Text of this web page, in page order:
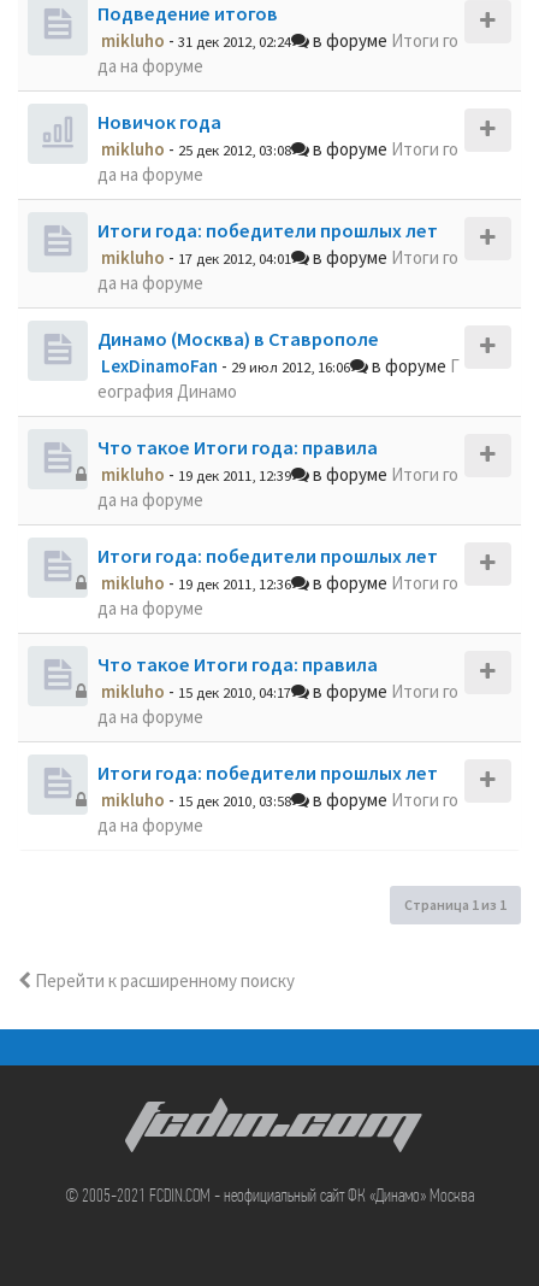
Подведение итогов
mikluho - 31 дек 2012, 02:24 в форуме Итоги го
да на форуме
Новичок года
mikluho - 25 дек 2012, 03:08 в форуме Итоги го
да на форуме
Итоги года: победители прошлых лет
mikluho - 17 дек 2012, 04:01 в форуме Итоги го
да на форуме
Динамо (Москва) в Ставрополе
LexDinamoFan - 29 июл 2012, 16:06 в форуме Г
еография Динамо
Что такое Итоги года: правила
mikluho - 19 дек 2011, 12:39 в форуме Итоги го
да на форуме
Итоги года: победители прошлых лет
mikluho - 19 дек 2011, 12:36 в форуме Итоги го
да на форуме
Что такое Итоги года: правила
mikluho - 15 дек 2010, 04:17 в форуме Итоги го
да на форуме
Итоги года: победители прошлых лет
mikluho - 15 дек 2010, 03:58 в форуме Итоги го
да на форуме
Страница 1из 1
Перейти к расширенному поиску
FCDIN.COM
© 2005-2021 FCDIN.COM - неофициальный сайт ФК «Динамо» Москва